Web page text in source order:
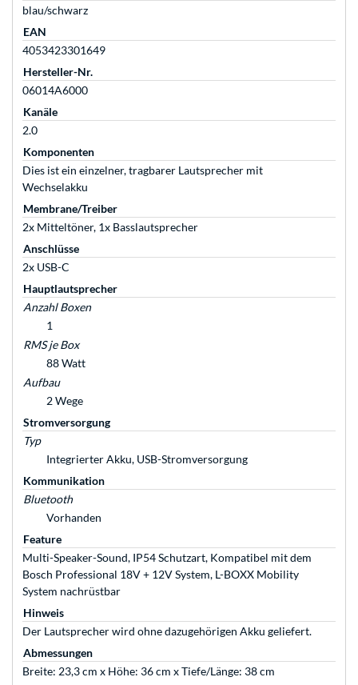
blau/schwarz
EAN
4053423301649
Hersteller-Nr.
06014A6000
Kanäle
2.0
Komponenten
Dies ist ein einzelner, tragbarer Lautsprecher mit
Wechselakku
Membrane/Treiber
2x Mitteltöner, 1x Basslautsprecher
Anschlüsse
2x USB-C
Hauptlautsprecher
Anzahl Boxen
1
RMS je Box
88 Watt
Aufbau
2 Wege
Stromversorgung
Typ
Integrierter Akku, USB-Stromversorgung
Kommunikation
Bluetooth
Vorhanden
Feature
Multi-Speaker-Sound, IP54 Schutzart, Kompatibel mit dem
Bosch Professional 18V + 12V System, L-BOXX Mobility
System nachrüstbar
Hinweis
Der Lautsprecher wird ohne dazugehörigen Akku geliefert.
Abmessungen
Breite: 23,3 cm x Höhe: 36 cm x Tiefe/Länge: 38 cm